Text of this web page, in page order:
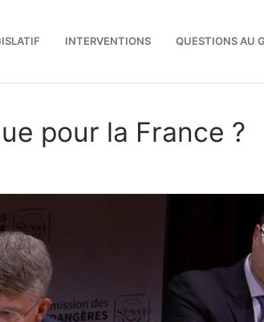
INTERVENTIONS QUESTIONS AU
pour la France ?